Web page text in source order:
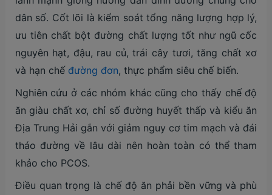
dân số. Cốt lõi là kiểm soát tổng năng lượng hợp lý,
ưu tiên chất bột đường chất lượng tốt như ngũ cốc
nguyên hạt, đậu, rau củ, trái cây tươi, tăng chất xơ
và hạn chế đường đơn, thực phẩm siêu chế biến.
Nghiên cứu ở các nhóm khác cũng cho thấy chế độ
ăn giàu chất xơ, chỉ số đường huyết thấp và kiểu ăn
Địa Trung Hải gắn với giảm nguy cơ tim mạch và đái
tháo đường về lâu dài nên hoàn toàn có thể tham
khảo cho PCOS.
Điều quan trọng là chế độ ăn phải bền vững và phù